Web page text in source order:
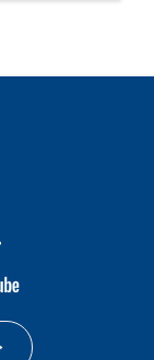
google
youtube-